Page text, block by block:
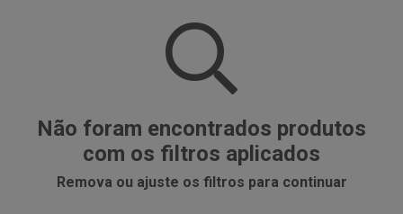
Não foram encontrados produtos
com os filtros aplicados
Remova ou ajuste os filtros para continuar